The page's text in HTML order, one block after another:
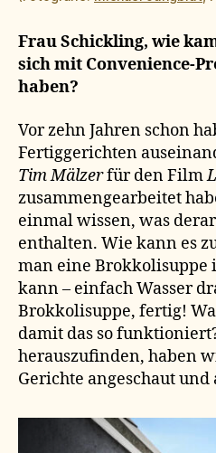
Frau Schickling, wie
sich mit Convenience-
haben?
Vor zehn Jahren schon
Fertiggerichten
Tim Mälzerfür den Film
zusammengearbeitet
einmal wissen, was
enthalten. Wie kann es
man eine Brokkolisuppe
kann – einfach Wasser
Brokkolisuppe, fertig!
damit das so
herauszufinden, haben
Gerichte angeschaut